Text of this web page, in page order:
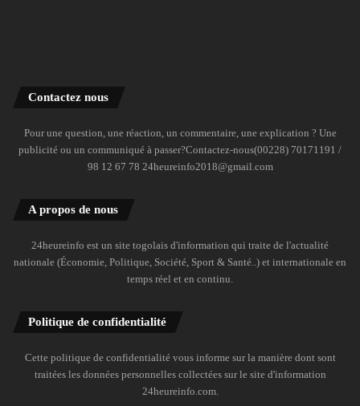
Contactez nous
Pour une question, une réaction, un commentaire, une explication ? Une
publicité ou un communiqué à passer?Contactez-nous(00228) 70171191 /
98 12 67 78 24heureinfo2018@gmail.com
A propos de nous
24heureinfo est un site togolais d'information qui traite de l'actualité
nationale (Économie, Politique, Société, Sport & Santé..) et internationale en
temps réel et en continu.
Politique de confidentialité
Cette politique de confidentialité vous informe sur la manière dont sont
traitées les données personnelles collectées sur le site d'information
24heureinfo.com.